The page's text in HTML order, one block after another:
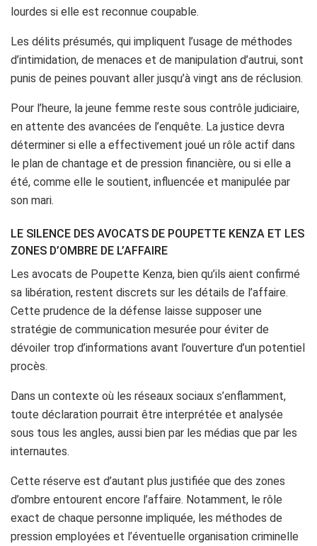
lourdes si elle est reconnue coupable.
Les délits présumés, qui impliquent l’usage de méthodes
d’intimidation, de menaces et de manipulation d’autrui, sont
punis de peines pouvant aller jusqu’à vingt ans de réclusion.
Pour l’heure, la jeune femme reste sous contrôle judiciaire,
en attente des avancées de l’enquête. La justice devra
déterminer si elle a effectivement joué un rôle actif dans
le plan de chantage et de pression financière, ou si elle a
été, comme elle le soutient, influencée et manipulée par
son mari.
LE SILENCE DES AVOCATS DE POUPETTE KENZA ET LES
ZONES D’OMBRE DE L’AFFAIRE
Les avocats de Poupette Kenza, bien qu’ils aient confirmé
sa libération, restent discrets sur les détails de l’affaire.
Cette prudence de la défense laisse supposer une
stratégie de communication mesurée pour éviter de
dévoiler trop d’informations avant l’ouverture d’un potentiel
procès.
Dans un contexte où les réseaux sociaux s’enflamment,
toute déclaration pourrait être interprétée et analysée
sous tous les angles, aussi bien par les médias que par les
internautes.
Cette réserve est d’autant plus justifiée que des zones
d’ombre entourent encore l’affaire. Notamment, le rôle
exact de chaque personne impliquée, les méthodes de
pression employées et l’éventuelle organisation criminelle